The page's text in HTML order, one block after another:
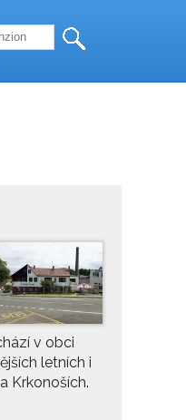
v obci
letních i
Krkonoších.